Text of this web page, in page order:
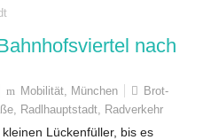
nach
Mobilität, München
Brot-
, Radlhauptstadt, Radverkehr
kleinen Lückenfüller, bis es